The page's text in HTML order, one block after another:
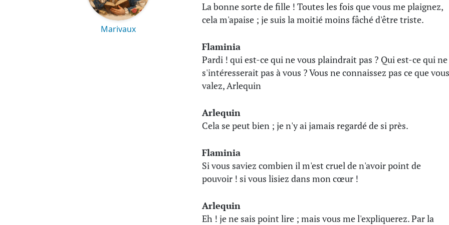
Marivaux
La bonne sorte de fille ! Toutes les fois que vous me plaignez,
cela m'apaise ; je suis la moitié moins fâché d'être triste.
Flaminia
Pardi ! qui est-ce qui ne vous plaindrait pas ? Qui est-ce qui ne
s'intéresserait pas à vous ? Vous ne connaissez pas ce que vous
valez, Arlequin
Arlequin
Cela se peut bien ; je n'y ai jamais regardé de si près.
Flaminia
Si vous saviez combien il m'est cruel de n'avoir point de
pouvoir ! si vous lisiez dans mon cœur !
Arlequin
Eh ! je ne sais point lire ; mais vous me l'expliquerez. Par la